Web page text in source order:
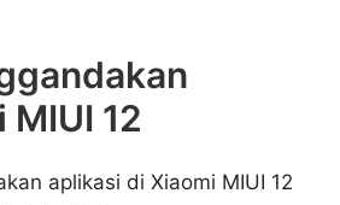
12
aplikasi di Xiaomi MIUI 12